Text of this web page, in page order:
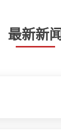
最新新闻